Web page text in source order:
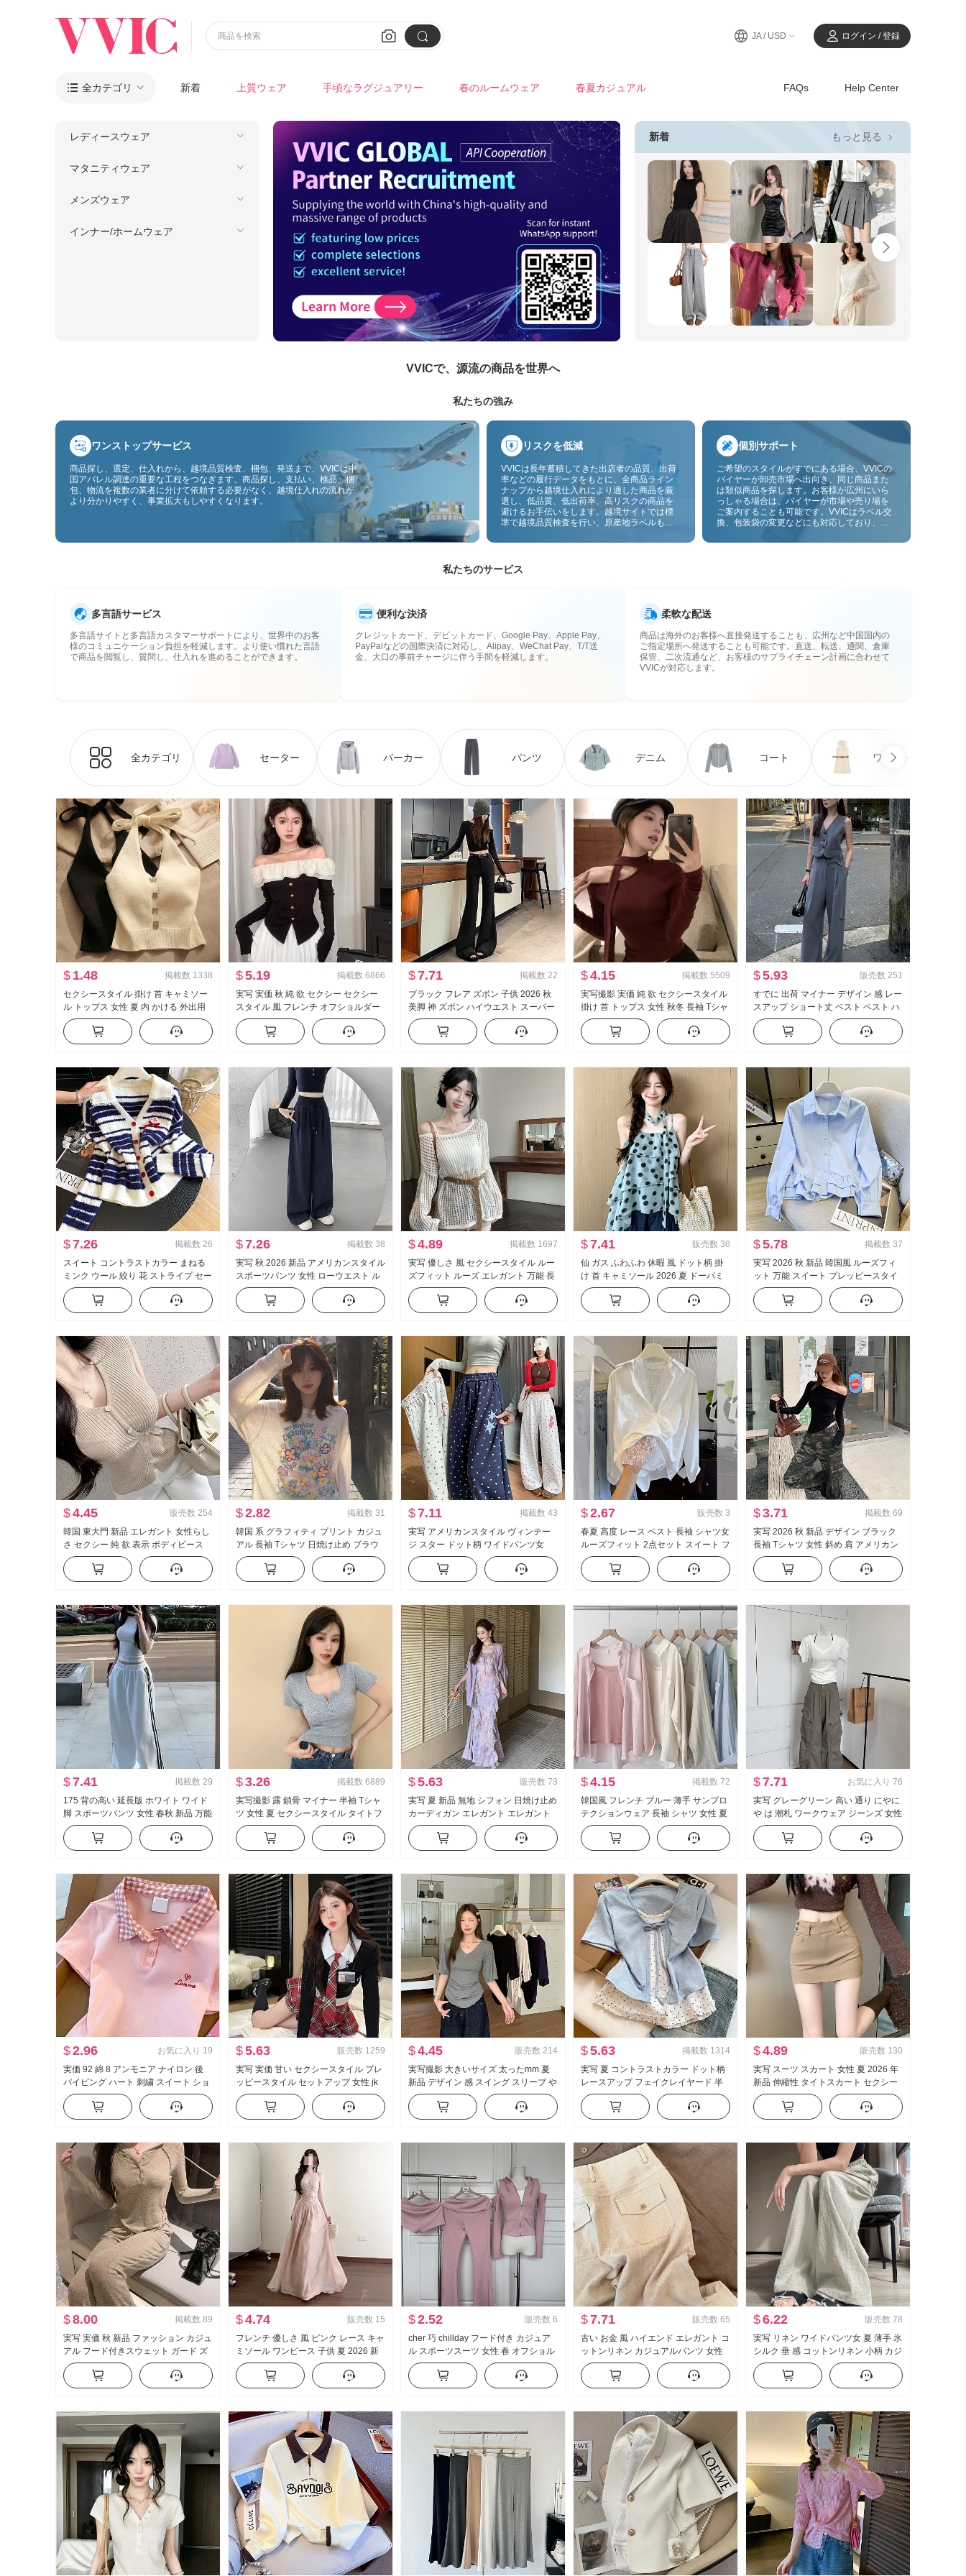
 
商品を検索 JA / USD ログイン / 登録
 全カテゴリ 新着 上質ウェア 手頃なラグジュアリー 春のルームウェア 春夏カジュアル FAQs Help Center
レディースウェア
マタニティウェア
メンズウェア
インナー/ホームウェア
新着 もっと見る 
VVICで、源流の商品を世界へ
私たちの強み
ワンストップサービス
商品探し、選定、仕入れから、越境品質検査、梱包、発送まで、VVICは中
国アパレル調達の重要な工程をつなぎます。商品探し、支払い、検品、梱
包、物流を複数の業者に分けて依頼する必要がなく、越境仕入れの流れが
より分かりやすく、事業拡大もしやすくなります。
リスクを低減
VVICは長年蓄積してきた出店者の品質、出荷
率などの履行データをもとに、全商品ライン
ナップから越境仕入れにより適した商品を厳
選し、低品質、低出荷率、高リスクの商品を
避けるお手伝いをします。越境サイトでは標
準で越境品質検査を行い、原産地ラベルも貼
スのリスクをさらに抑えます。
個別サポート
ご希望のスタイルがすでにある場合、VVICの
バイヤーが卸売市場へ出向き、同じ商品また
は類似商品を探します。お客様が広州にいら
っしゃる場合は、バイヤーが市場や売り場を
ご案内することも可能です。VVICはラベル交
換、包装袋の変更などにも対応しており、今
にも対応予定です。仕入れをお客様のビジネ
私たちのサービス
多言語サービス
多言語サイトと多言語カスタマーサポートにより、世界中のお客
様のコミュニケーション負担を軽減します。より使い慣れた言語
で商品を閲覧し、質問し、仕入れを進めることができます。
便利な決済
クレジットカード、デビットカード、Google Pay、Apple Pay、
PayPalなどの国際決済に対応し、Alipay、WeChat Pay、T/T送
金、大口の事前チャージに伴う手間を軽減します。
柔軟な配送
商品は海外のお客様へ直接発送することも、広州など中国国内の
ご指定場所へ発送することも可能です。直送、転送、通関、倉庫
保管、二次流通など、お客様のサプライチェーン計画に合わせて
VVICが対応します。
全カテゴリ セーター パーカー パンツ デニム コート ワンピース
$ 1.48 掲載数 1338
セクシースタイル 掛け 首 キャミソー
ル トップス 女性 夏 内 かける 外出用
み 背中 スリムフィット デザイン 感 オ
フショルダー ショート丈 ニット ベス
ト
$5.19 掲載数 6866
実写 実価 秋 純 欲 セクシー セクシー
スタイル 風 フレンチ オフショルダー
長袖 Tシャツ 女性 フリル ウエストシ
ェイプ トップス
$7.71 掲載数 22
ブラック フレア ズボン 子供 2026 秋
美脚 神 ズボン ハイウエスト スーパー
モデル ズボン スリムフィット 伸縮性
カジュアル ラッパ スラックス
$4.15 掲載数 5509
実写撮影 実価 純 欲 セクシースタイル
掛け 首 トップス 女性 秋冬 長袖 Tシャ
ツ 高度 感 表示 ボディピース 内 かけ
る インナーシャツ
$5.93 販売数 251
すでに 出荷 マイナー デザイン 感 レー
スアップ ショート丈 ベスト ベスト ハ
イウエスト 垂 感 ワイド 脚 カジュアル
パンツ セットアップ
$7.26 掲載数 26
スイート コントラストカラー まねる
ミンク ウール 絞り 花 ストライプ セー
ター スリム効果 Vネック オープンカ
ラー レース ニット カーディガン
$7.26 掲載数 38
実写 秋 2026 新品 アメリカンスタイル
スポーツパンツ 女性 ローウエスト ル
ーズフィット ルーズ ワイド 脚 カジュ
アル ガード ズボン ワイドパンツ サブ
$4.89 掲載数 1697
実写 優しさ 風 セクシースタイル ルー
ズフィット ルーズ エレガント 万能 長
袖 レース ニット ブラウス キャミソー
ル
$7.41 販売数 38
仙 ガス ふわふわ 休暇 風 ドット柄 掛
け 首 キャミソール 2026 夏 ドーパミ
ン ケーキ ポンポン ベビーシャツ トッ
プス
$5.78 掲載数 37
実写 2026 秋 新品 韓国風 ルーズフィ
ット 万能 スイート プレッピースタイ
ル フリル 長袖 シャツ レディーストッ
プス
$4.45 販売数 254
韓国 東大門 新品 エレガント 女性らし
さ セクシー 純 欲 表示 ボディピース
側 系 バックル 半袖 ニット Tシャツ ト
ップス
$2.82 掲載数 31
韓国 系 グラフィティ プリント カジュ
アル 長袖 Tシャツ 日焼け止め ブラウ
ス 女性 春夏 ルーズフィット ルーズ 風
が冷たい 感 クルーネック トップス
$7.11 掲載数 43
実写 アメリカンスタイル ヴィンテー
ジ スター ドット柄 ワイドパンツ女
2026 秋 新品 ファッション ルーズフィ
ット スリム効果 カジュアルパンツ
$2.67 販売数 3
春夏 高度 レース ベスト 長袖 シャツ女
ルーズフィット 2点セット スイート フ
レッシュ
$3.71 掲載数 69
実写 2026 秋 新品 デザイン ブラック
長袖 Tシャツ 女性 斜め 肩 アメリカン
スタイル セクシースタイル オフショ
ルダー オフショルダー トップス
$7.41 掲載数 29
175 背の高い 延長版 ホワイト ワイド
脚 スポーツパンツ 女性 春秋 新品 万能
ストライプ カジュアル フロアレング
ス ズボン
$3.26 掲載数 6889
実写撮影 露 鎖骨 マイナー 半袖 Tシャ
ツ 女性 夏 セクシースタイル タイトフ
ィット 新品 ボタン デザイン 感 ショー
ト丈 トップス
$5.63 販売数 73
実写 夏 新品 無地 シフォン 日焼け止め
カーディガン エレガント エレガント
シフォン フラワープリント ワンピー
ス女 ツーピースセット
$4.15 掲載数 72
韓国風 フレンチ ブルー 薄手 サンプロ
テクションウェア 長袖 シャツ 女性 夏
服 ルーズフィット カジュアル ルーズ
長袖 シングル シャツ
$7.71 お気に入り 76
実写 グレーグリーン 高い 通り にやに
や は 潮札 ワークウェア ジーンズ 女性
アメリカンスタイル ヴィンテージ ル
ーズフィット フロアレングス カジュ
アル ズボン
$2.96 お気に入り 19
実価 92 綿 8 アンモニア ナイロン 後
パイピング ハート 刺繍 スイート ショ
ート丈 ポロ襟 Tシャツ スリムフィット
小柄 トレンド
$5.63 販売数 1259
実写 実価 甘い セクシースタイル プレ
ッピースタイル セットアップ 女性 jk
制服 フェイクレイヤード 純 欲 トップ
ス ハーフ スカートパンツ ツーピース
セット
$4.45 販売数 214
実写撮影 大きいサイズ 太ったmm 夏
新品 デザイン 感 スイング スリーブ や
せている t カジュアル スリム効果 スリ
ムフィット 底打ち トップス
$5.63 掲載数 1314
実写 夏 コントラストカラー ドット柄
レースアップ フェイクレイヤード 半
袖 Tシャツ 女性 夏 新品 スイートスタ
イル マイナー トップス
$4.89 販売数 130
実写 スーツ スカート 女性 夏 2026 年
新品 伸縮性 タイトスカート セクシー
セクシースタイル ハイウエスト A字
ミニスカート
$8.00 掲載数 89
実写 実価 秋 新品 ファッション カジュ
アル フード付きスウェット ガード ズ
ボン スリム効果 セットアップ スポー
ツスーツ 女性 トレンド
$4.74 販売数 15
フレンチ 優しさ 風 ピンク レース キャ
ミソール ワンピース 子供 夏 2026 新
品 海辺 休暇 エレガント ロングスカー
ト
$2.52 販売数 6
cher 巧 chillday フード付き カジュア
ル スポーツスーツ 女性 春 オフショル
ダー コート ベルボトム スリーピース
$7.71 販売数 65
古い お金 風 ハイエンド エレガント コ
ットンリネン カジュアルパンツ 女性
春 夏 2026 新品 ルーズフィット スリ
ム効果 軽薄 ストレートパンツ
$6.22 販売数 78
実写 リネン ワイドパンツ女 夏 薄手 氷
シルク 垂 感 コットンリネン 小柄 カジ
ュアル ストレートパンツ ルーズ 長ズ
ボン